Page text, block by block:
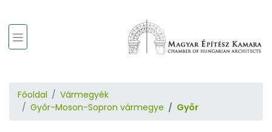
Főoldal
Vármegyék
Győr-Moson-Sopron vármegye
Győr